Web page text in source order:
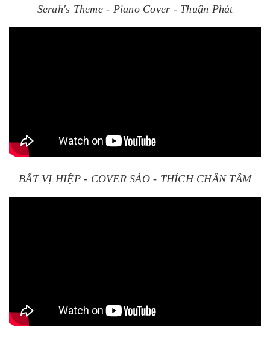
Serah's Theme - Piano Cover - Thuận Phát
BẤT VỊ HIỆP - COVER SÁO - THÍCH CHÂN TÂM